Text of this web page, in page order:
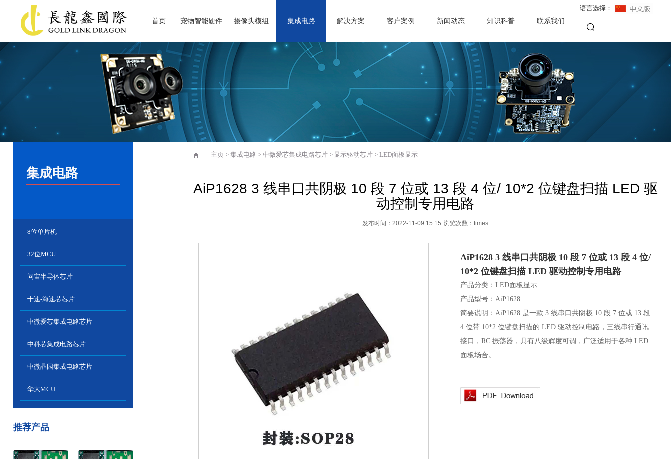
首页 宠物智能硬件 摄像头模组 集成电路 解决方案 客户案例 新闻动态 知识科普 联系我们
关于长龙鑫
语言选择：
集成电路
8位单片机
32位MCU
问宙半导体芯片
十速-海速芯芯片
中微爱芯集成电路芯片
中科芯集成电路芯片
中微晶园集成电路芯片
华大MCU
推荐产品
主页 > 集成电路 > 中微爱芯集成电路芯片 > 显示驱动芯片 > LED面板显示
AiP1628 3 线串口共阴极 10 段 7 位或 13 段 4 位/ 10*2 位键盘扫描 LED 驱
动控制专用电路
发布时间：2022-11-09 15:15 浏览次数： times
AiP1628 3 线串口共阴极 10 段 7 位或 13 段 4 位/
10*2 位键盘扫描 LED 驱动控制专用电路
产品分类：LED面板显示
产品型号：AiP1628
简要说明：AiP1628 是一款 3 线串口共阴极 10 段 7 位或 13 段
4 位带 10*2 位键盘扫描的 LED 驱动控制电路，三线串行通讯
接口，RC 振荡器，具有八级辉度可调，广泛适用于各种 LED
面板场合。